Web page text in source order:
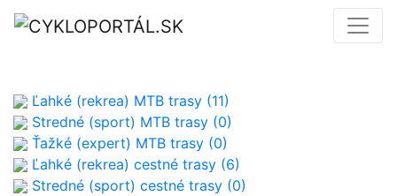
Ľahké (rekrea) MTB trasy (11)
Stredné (sport) MTB trasy (0)
Ťažké (expert) MTB trasy (0)
Ľahké (rekrea) cestné trasy (6)
Stredné (sport) cestné trasy (0)